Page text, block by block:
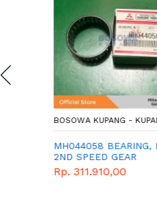
BOSOWA KUPANG - KUPANG
MH044058 BEARING, M/T
2ND SPEED GEAR
Rp. 311.910,00